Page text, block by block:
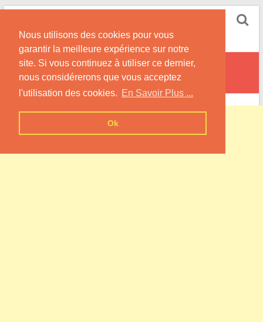
Nous utilisons des cookies pour vous
garantir la meilleure expérience sur notre
site. Si vous continuez à utiliser ce dernier,
nous considérerons que vous acceptez
l'utilisation des cookies. En Savoir Plus ...
Ok
Skip
content
Informations sur les Pompes à Chaleur
Quincerot